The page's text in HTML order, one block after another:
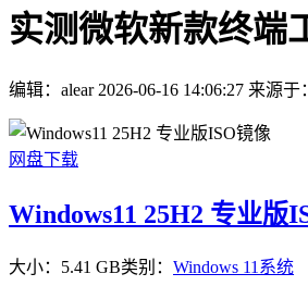
实测微软新款终端
编辑：alear 2026-06-16 14:06:27 来源于
网盘下载
Windows11 25H2 专业版
大小：5.41 GB类别： Windows 11系统